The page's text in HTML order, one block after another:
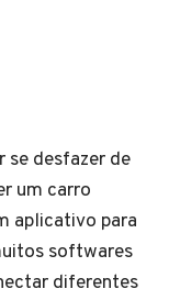
se desfazer de
um carro
aplicativo para
softwares
diferentes